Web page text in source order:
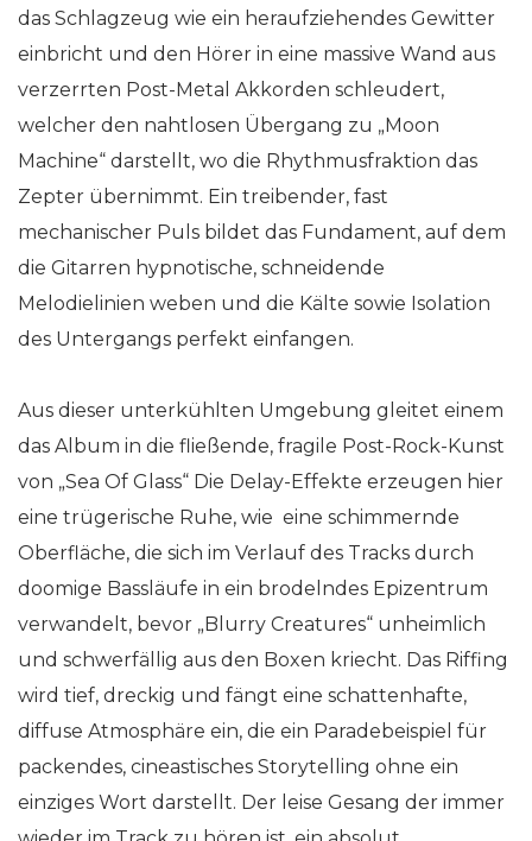
das Schlagzeug wie ein heraufziehendes Gewitter
einbricht und den Hörer in eine massive Wand aus
verzerrten Post-Metal Akkorden schleudert,
welcher den nahtlosen Übergang zu „Moon
Machine“ darstellt, wo die Rhythmusfraktion das
Zepter übernimmt. Ein treibender, fast
mechanischer Puls bildet das Fundament, auf dem
die Gitarren hypnotische, schneidende
Melodielinien weben und die Kälte sowie Isolation
des Untergangs perfekt einfangen.
Aus dieser unterkühlten Umgebung gleitet einem
das Album in die fließende, fragile Post-Rock-Kunst
von „Sea Of Glass“ Die Delay-Effekte erzeugen hier
eine trügerische Ruhe, wie eine schimmernde
Oberfläche, die sich im Verlauf des Tracks durch
doomige Bassläufe in ein brodelndes Epizentrum
verwandelt, bevor „Blurry Creatures“ unheimlich
und schwerfällig aus den Boxen kriecht. Das Riffing
wird tief, dreckig und fängt eine schattenhafte,
diffuse Atmosphäre ein, die ein Paradebeispiel für
packendes, cineastisches Storytelling ohne ein
einziges Wort darstellt. Der leise Gesang der immer